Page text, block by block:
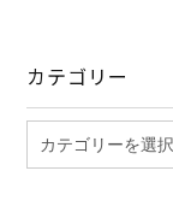
カテゴリー